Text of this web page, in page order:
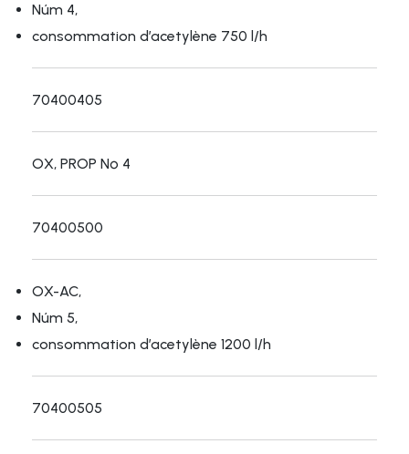
Núm 4,
consommation d’acetylène 750 l/h
70400405
OX, PROP Nº 4
70400500
OX-AC,
Núm 5,
consommation d’acetylène 1200 l/h
70400505